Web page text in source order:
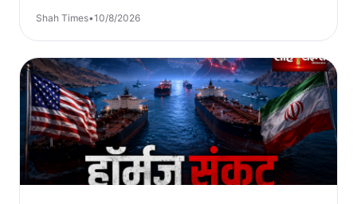
Shah Times•10/8/2026